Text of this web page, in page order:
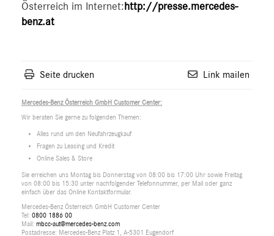
Österreich im Internet: http://presse.mercedes-
benz.at
Seite drucken Link mailen
Mercedes-Benz Österreich GmbH Customer Center:
Wir beraten Sie gerne zu folgenden Themen:
Alles rund um den Neufahrzeugkauf
Fragen zu Leasing und Kredit
Online Sales & Store
Sie erreichen uns Montag bis Donnerstag von 08:00 bis 17:00 Uhr sowie Freitag
von 08:00 bis 15:30 unter nachfolgender Telefonnummer, per Mail oder ganz
einfach über das Online Kontaktformular.
Mercedes-Benz Österreich GmbH Customer Center
Tel: 0800 1886 00
Mail: mbcc-aut@mercedes-benz.com
Postadresse: Mercedes-Benz Platz 1, A-5301 Eugendorf